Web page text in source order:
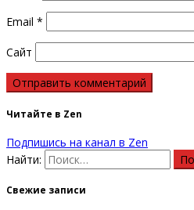
Email *
Сайт
Читайте в Zen
Подпишись на канал в Zen
Найти:
Свежие записи